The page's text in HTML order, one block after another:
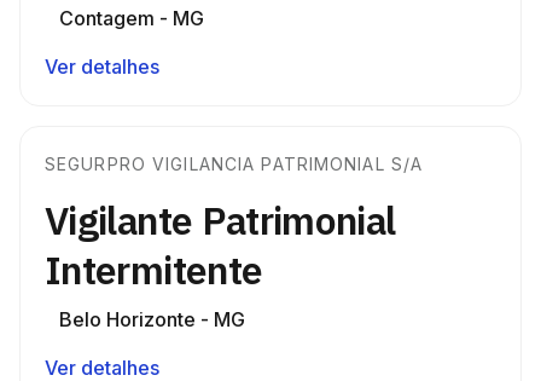
Contagem - MG
Ver detalhes
SEGURPRO VIGILANCIA PATRIMONIAL S/A
Vigilante Patrimonial
Intermitente
Belo Horizonte - MG
Ver detalhes